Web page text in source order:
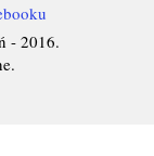
- 2016.